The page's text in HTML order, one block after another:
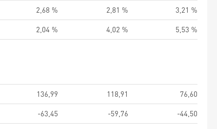
2,68 % 2,81 %
3,21 %
2,04 % 4,02 % 5,53 %
136,99 118,91
76,60
-63,45 -59,76
-44,50